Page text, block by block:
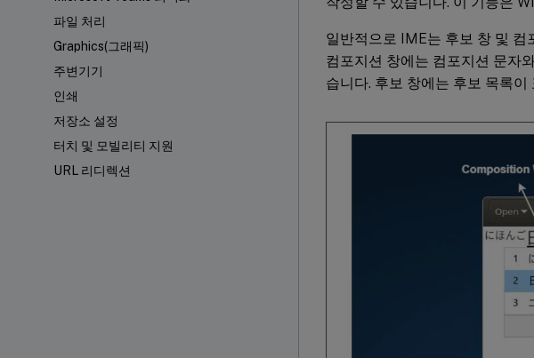
파일 처리
Graphics(그래픽)
주변기기
인쇄
저장소 설정
터치 및 모빌리티 지원
URL 리디렉션
일반적으로 IME는 후보 창 및 컴
컴포지션 창에는 컴포지션 문자
습니다. 후보 창에는 후보 목록이